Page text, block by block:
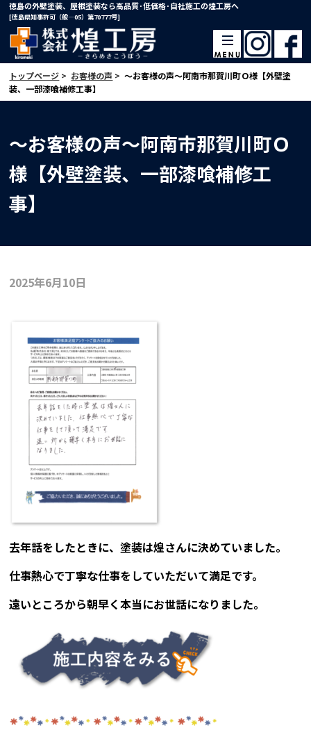
徳島の外壁塗装、屋根塗装なら高品質･低価格･自社施工の煌工房へ
[徳島県知事許可（般―05）第70777号]
トップページ > お客様の声 > ～お客様の声～阿南市那賀川町Ｏ様【外壁塗
装、一部漆喰補修工事】
～お客様の声～阿南市那賀川町Ｏ
様【外壁塗装、一部漆喰補修工
事】
2025年6月10日
去年話をしたときに、塗装は煌さんに決めていました。
仕事熱心で丁寧な仕事をしていただいて満足です。
遠いところから朝早く本当にお世話になりました。